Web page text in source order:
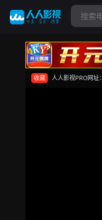
收藏 人人影视PRO网址：